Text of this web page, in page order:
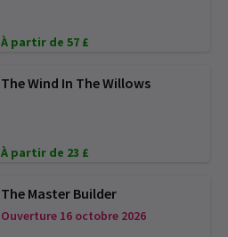
À partir de 57 £
The Wind In The Willows
À partir de 23 £
The Master Builder
Ouverture 16 octobre 2026